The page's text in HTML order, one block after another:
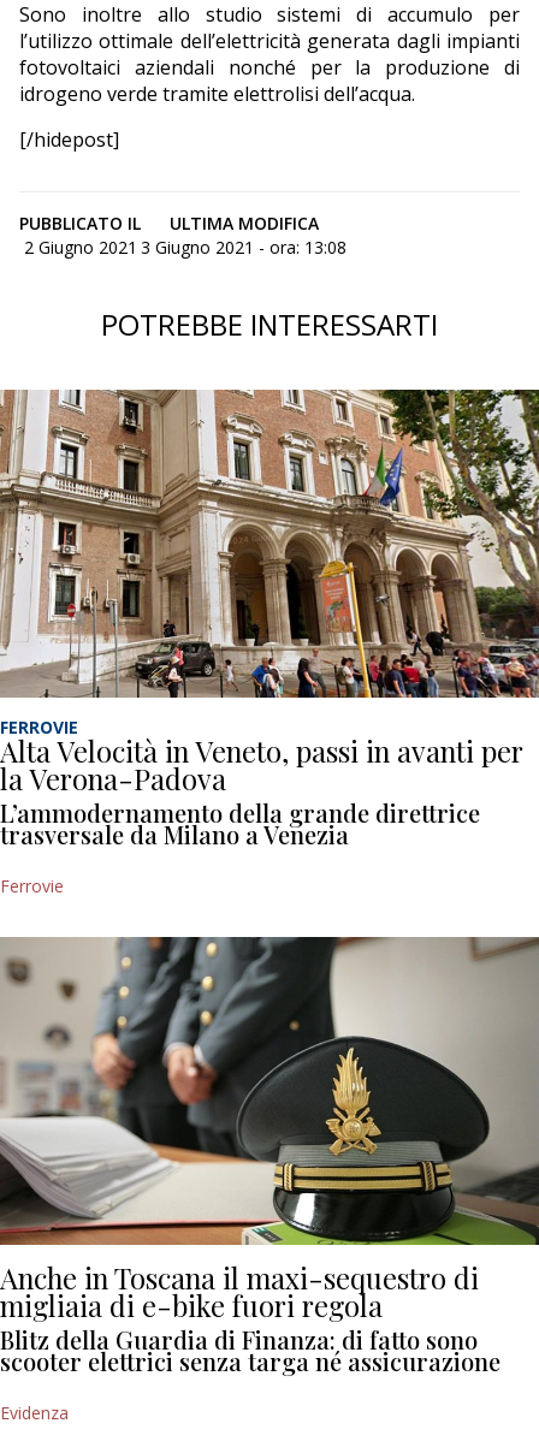
Sono inoltre allo studio sistemi di accumulo per
l’utilizzo ottimale dell’elettricità generata dagli impianti
fotovoltaici aziendali nonché per la produzione di
idrogeno verde tramite elettrolisi dell’acqua.
[/hidepost]
PUBBLICATO IL
2 Giugno 2021
ULTIMA MODIFICA
3 Giugno 2021 - ora: 13:08
POTREBBE INTERESSARTI
FERROVIE
Alta Velocità in Veneto, passi in avanti per
la Verona-Padova
L’ammodernamento della grande direttrice
trasversale da Milano a Venezia
Ferrovie
Anche in Toscana il maxi-sequestro di
migliaia di e-bike fuori regola
Blitz della Guardia di Finanza: di fatto sono
scooter elettrici senza targa né assicurazione
Evidenza